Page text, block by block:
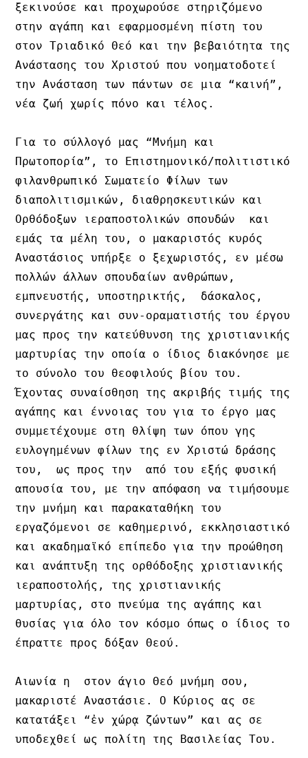
ξεκινούσε και προχωρούσε στηριζόμενο
στην αγάπη και εφαρμοσμένη πίστη του
στον Τριαδικό Θεό και την βεβαιότητα της
Ανάστασης του Χριστού που νοηματοδοτεί
την Ανάσταση των πάντων σε μια “καινή”,
νέα ζωή χωρίς πόνο και τέλος.
Για το σύλλογό μας “Μνήμη και
Πρωτοπορία”, το Επιστημονικό/πολιτιστικό
φιλανθρωπικό Σωματείο Φίλων των
διαπολιτισμικών, διαθρησκευτικών και
Ορθόδοξων ιεραποστολικών σπουδών  και
εμάς τα μέλη του, ο μακαριστός κυρός
Αναστάσιος υπήρξε ο ξεχωριστός, εν μέσω
πολλών άλλων σπουδαίων ανθρώπων,
εμπνευστής, υποστηρικτής,  δάσκαλος,
συνεργάτης και συν-οραματιστής του έργου
μας προς την κατεύθυνση της χριστιανικής
μαρτυρίας την οποία ο ίδιος διακόνησε με
το σύνολο του θεοφιλούς βίου του.
Έχοντας συναίσθηση της ακριβής τιμής της
αγάπης και έννοιας του για το έργο μας
συμμετέχουμε στη θλίψη των όπου γης
ευλογημένων φίλων της εν Χριστώ δράσης
του,  ως προς την  από του εξής φυσική
απουσία του, με την απόφαση να τιμήσουμε
την μνήμη και παρακαταθήκη του
εργαζόμενοι σε καθημερινό, εκκλησιαστικό
και ακαδημαϊκό επίπεδο για την προώθηση
και ανάπτυξη της ορθόδοξης χριστιανικής
ιεραποστολής, της χριστιανικής
μαρτυρίας, στο πνεύμα της αγάπης και
θυσίας για όλο τον κόσμο όπως ο ίδιος το
έπραττε προς δόξαν Θεού.
Αιωνία η  στον άγιο Θεό μνήμη σου,
μακαριστέ Αναστάσιε. Ο Κύριος ας σε
κατατάξει “ἐν χώρᾳ ζώντων” και ας σε
υποδεχθεί ως πολίτη της Βασιλείας Του.